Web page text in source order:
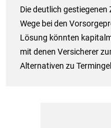
Die deutlich
Wege bei den
Lösung könnten
mit denen Versicherer
Alternativen zu